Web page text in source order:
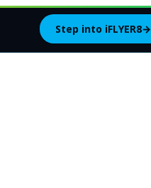
Step into iFLYER8→